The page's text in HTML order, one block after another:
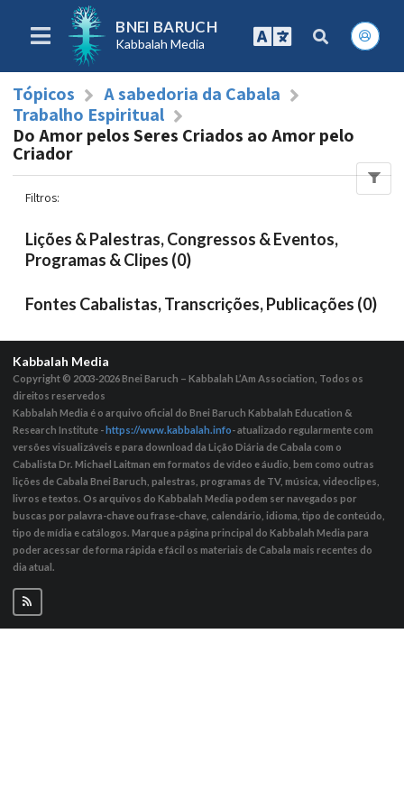
BNEI BARUCH
Kabbalah Media
Tópicos
A sabedoria da Cabala
Trabalho Espiritual
Do Amor pelos Seres Criados ao Amor pelo
Criador
Filtros:
Lições & Palestras, Congressos & Eventos,
Programas & Clipes (0)
Fontes Cabalistas, Transcrições, Publicações (0)
Kabbalah Media
Copyright © 2003-2026Bnei Baruch – Kabbalah L’Am Association, Todos os
direitos reservedos
Kabbalah Media é o arquivo oficial do Bnei Baruch Kabbalah Education &
Research Institute -https://www.kabbalah.info- atualizado regularmente com
versões visualizáveis ​​e para download da Lição Diária de Cabala com o
Cabalista Dr. Michael Laitman em formatos de vídeo e áudio, bem como outras
lições de Cabala Bnei Baruch, palestras, programas de TV, música, videoclipes,
livros e textos. Os arquivos do Kabbalah Media podem ser navegados por
buscas por palavra-chave ou frase-chave, calendário, idioma, tipo de conteúdo,
tipo de mídia e catálogos. Marque a página principal do Kabbalah Media para
poder acessar de forma rápida e fácil os materiais de Cabala mais recentes do
dia atual.